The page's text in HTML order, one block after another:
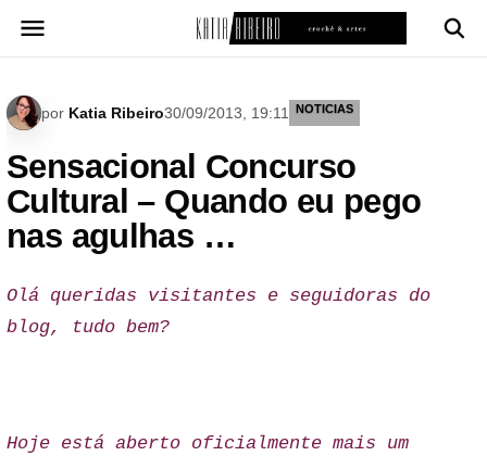
para
por Katia Ribeiro30/09/2013, 19:11 NOTICIAS
Sensacional Concurso
Cultural – Quando eu pego
nas agulhas …
Olá queridas visitantes e seguidoras do
blog, tudo bem?
Hoje está aberto oficialmente mais um